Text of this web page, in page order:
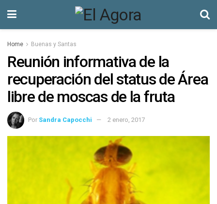
Home Buenas y Santas
Reunión informativa de la
recuperación del status de Área
libre de moscas de la fruta
Por Sandra Capocchi 2 enero, 2017